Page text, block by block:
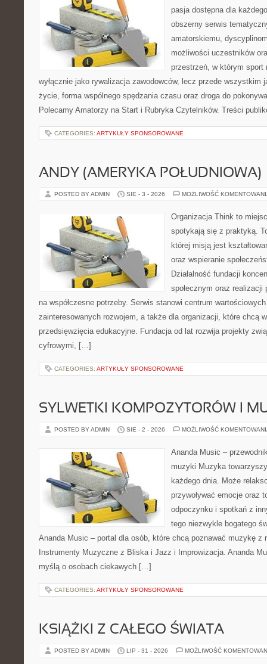
pasja dostępna dla
obszerny serwis
amatorskiemu,
możliwości uczestników
przestrzeń, w którym sport
wyłącznie jako rywalizacja zawodowców, lecz przede wszystkim
życie, forma wspólnego spędzania czasu oraz droga do
Polecamy Amatorzy na Start i Rubryka Czytelników. Treści
CATEGORIES: ARTYKUŁY SPONSOROWANE
ANDY (AMERYKA POŁUDNIOWA)
POSTED BY ADMIN SIE - 3 - 2026 MOŻLIWOŚĆ
Organizacja Think to
spotykają się z praktyką.
której misją jest
oraz wspieranie
Działalność fundacji
społecznym oraz realizacji
na współczesne potrzeby. Serwis stanowi centrum
zainteresowanych rozwojem, a także dla organizacji, które chcą
przedsięwzięcia edukacyjne. Fundacja od lat rozwija projekty
cyfrowymi, […]
CATEGORIES: ARTYKUŁY SPONSOROWANE
SYLWETKI KOMPOZYTORÓW I
POSTED BY ADMIN SIE - 2 - 2026 MOŻLIWOŚĆ
Ananda Music –
muzyki Muzyka
każdego dnia. Może
przywoływać emocje oraz
odpoczynku i spotkań z
tego niezwykle bogatego
Ananda Music – portal dla osób, które chcą poznawać muzykę z
Instrumenty Muzyczne z Bliska i Jazz i Improwizacja. Ananda
myślą o osobach ciekawych […]
CATEGORIES: ARTYKUŁY SPONSOROWANE
KSIĄŻKI Z CAŁEGO ŚWIATA
POSTED BY ADMIN LIP - 31 - 2026 MOŻLIWOŚĆ